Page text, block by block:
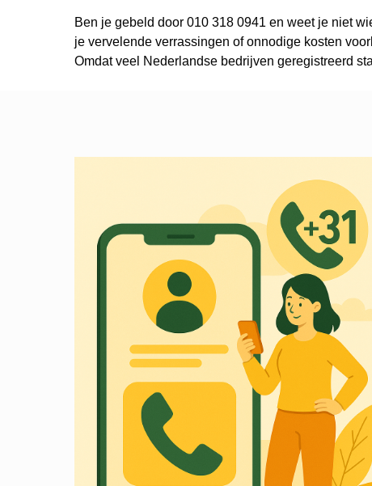
Ben je gebeld door 010 318 0941 en weet je niet
je vervelende verrassingen of onnodige kosten
Omdat veel Nederlandse bedrijven geregistreerd